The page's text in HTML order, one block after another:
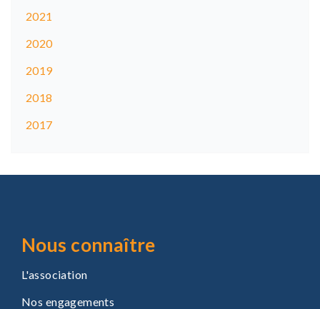
2021
2020
2019
2018
2017
Nous connaître
L'association
Nos engagements